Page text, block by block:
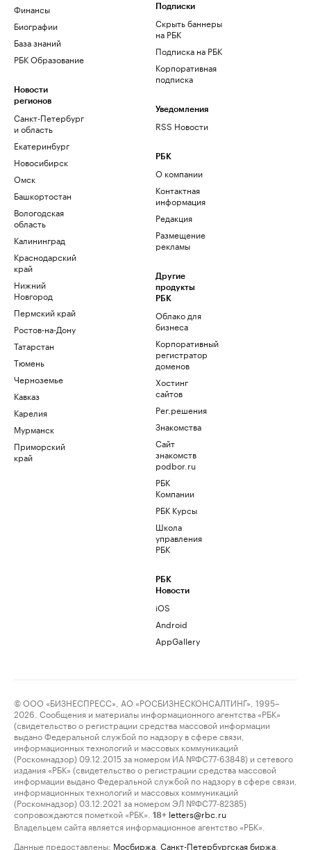
Финансы
Биографии
База знаний
РБК Образование
Новости
регионов
Санкт-Петербург
и область
Екатеринбург
Новосибирск
Омск
Башкортостан
Вологодская
область
Калининград
Краснодарский
край
Нижний
Новгород
Пермский край
Ростов-на-Дону
Татарстан
Тюмень
Черноземье
Кавказ
Карелия
Мурманск
Приморский
край
Подписки
Скрыть баннеры
на РБК
Подписка на РБК
Корпоративная
подписка
Уведомления
RSS Новости
РБК
О компании
Контактная
информация
Редакция
Размещение
рекламы
Другие
продукты
РБК
Облако для
бизнеса
Корпоративный
регистратор
доменов
Хостинг
сайтов
Рег.решения
Знакомства
Сайт
знакомств
podbor.ru
РБК
Компании
РБК Курсы
Школа
управления
РБК
РБК
Новости
iOS
Android
AppGallery
© ООО «БИЗНЕСПРЕСС», АО «РОСБИЗНЕСКОНСАЛТИНГ», 1995–
2026. Сообщения и материалы информационного агентства «РБК»
(свидетельство о регистрации средства массовой информации
выдано Федеральной службой по надзору в сфере связи,
информационных технологий и массовых коммуникаций
(Роскомнадзор) 09.12.2015 за номером ИА №ФС77-63848) и сетевого
издания «РБК» (свидетельство о регистрации средства массовой
информации выдано Федеральной службой по надзору в сфере связи,
информационных технологий и массовых коммуникаций
(Роскомнадзор) 03.12.2021 за номером ЭЛ №ФС77-82385)
сопровождаются пометкой «РБК».
18+ letters@rbc.ru
Владельцем сайта является информационное агентство «РБК».
Данные предоставлены: Мосбиржа Санкт-Петербургская биржа